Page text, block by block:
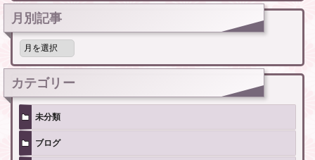
月別記事
月
記
事
カテゴリー
未分類
ブログ